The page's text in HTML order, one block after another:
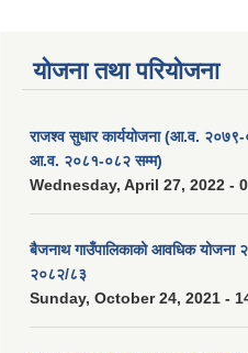
योजना तथा परियोजना
राजश्व सुधार कार्ययोजना (आ.व.
आ.व. २०८१-०८२ सम्म)
Wednesday, April 27, 2022 -
बैजनाथ गाउँपालिकाको आवधिक योजना
२०८२/८३
Sunday, October 24, 2021 -